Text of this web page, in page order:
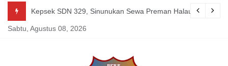
content
Tetap Berkarya dan Mandiri Agustus 07, 2026
Kepsek SDN 329, Sinunukan Sewa Preman Halau LSM
Sabtu, Agustus 08, 2026